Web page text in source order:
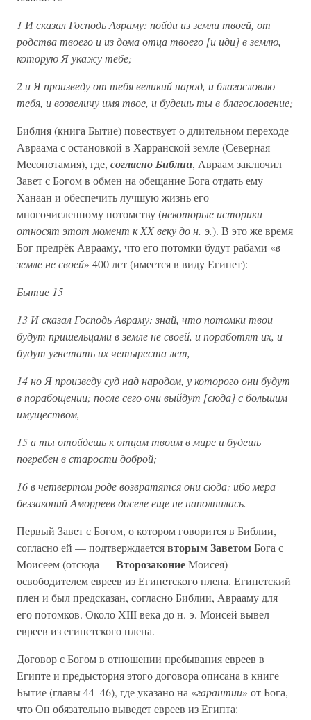
1 И сказал Господь Авраму: пойди из земли твоей, от
родства твоего и из дома отца твоего [и иди] в землю,
которую Я укажу тебе;
2 и Я произведу от тебя великий народ, и благословлю
тебя, и возвеличу имя твое, и будешь ты в благословение;
Библия (книга Бытие) повествует о длительном переходе
Авраама с остановкой в Харранской земле (Северная
Месопотамия), где, согласно Библии, Авраам заключил
Завет с Богом в обмен на обещание Бога отдать ему
Ханаан и обеспечить лучшую жизнь его
многочисленному потомству (некоторые историки
относят этот момент к XX веку до н. э.). В это же время
Бог предрёк Аврааму, что его потомки будут рабами «в
земле не своей» 400 лет (имеется в виду Египет):
Бытие 15
13 И сказал Господь Авраму: знай, что потомки твои
будут пришельцами в земле не своей, и поработят их, и
будут угнетать их четыреста лет,
14 но Я произведу суд над народом, у которого они будут
в порабощении; после сего они выйдут [сюда] с большим
имуществом,
15 а ты отойдешь к отцам твоим в мире и будешь
погребен в старости доброй;
16 в четвертом роде возвратятся они сюда: ибо мера
беззаконий Аморреев доселе еще не наполнилась.
Первый Завет с Богом, о котором говорится в Библии,
согласно ей — подтверждаетсявторым ЗаветомБога с
Моисеем (отсюда —ВторозакониеМоисея) —
освободителем евреев из Египетского плена. Египетский
плен и был предсказан, согласно Библии, Аврааму для
его потомков. Около XIII века до н. э. Моисей вывел
евреев из египетского плена.
Договор с Богом в отношении пребывания евреев в
Египте и предыстория этого договора описана в книге
Бытие (главы 44–46), где указано на «гарантии» от Бога,
что Он обязательно выведет евреев из Египта: